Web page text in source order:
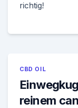
richtig!
CBD OIL
reinem